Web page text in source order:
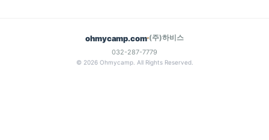
ohmycamp.com (주)하비스
032-287-7779
© 2026 Ohmycamp. All Rights Reserved.